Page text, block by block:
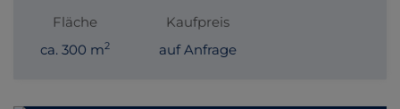
Fläche
ca. 300 m2
Kaufpreis
auf Anfrage